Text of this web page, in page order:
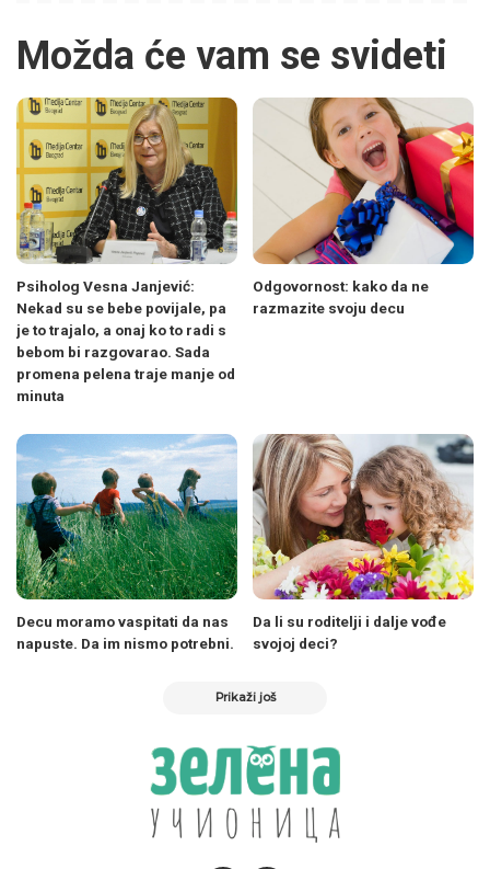
Možda će vam se svideti
Psiholog Vesna Janjević:
Nekad su se bebe povijale, pa
je to trajalo, a onaj ko to radi s
bebom bi razgovarao. Sada
promena pelena traje manje od
minuta
Odgovornost: kako da ne
razmazite svoju decu
Decu moramo vaspitati da nas
napuste. Da im nismo potrebni.
Da li su roditelji i dalje vođe
svojoj deci?
Prikaži još